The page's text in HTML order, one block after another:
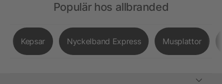
Populär hos allbranded
Kepsar Nyckelband Express Musplattor